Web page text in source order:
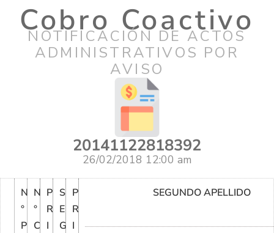
Cobro Coactivo
NOTIFICACIÓN DE ACTOS
ADMINISTRATIVOS POR
AVISO
20141122818392
26/02/2018 12:00 am
N
°
P
N
°
C
P
R
I
S
E
G
P
R
I
SEGUNDO APELLIDO